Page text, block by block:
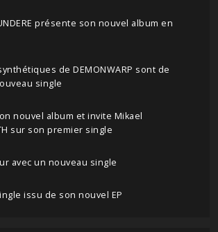
présente son nouvel album en
de DEMONWARP sont de
single
nouvel album et invite Mikael
sur son premier single
avec un nouveau single
issu de son nouvel EP